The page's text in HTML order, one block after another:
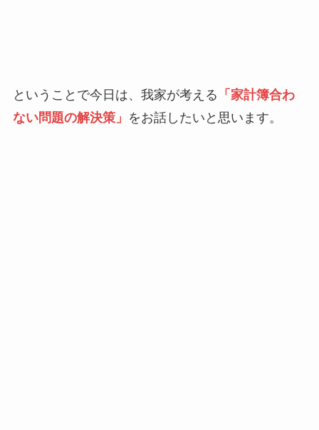
ということで今日は、我家が考える 「家計簿合わ
ない問題の解決策」 をお話したいと思います。